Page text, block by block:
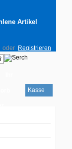
Artikel
oder Registrieren
Kasse